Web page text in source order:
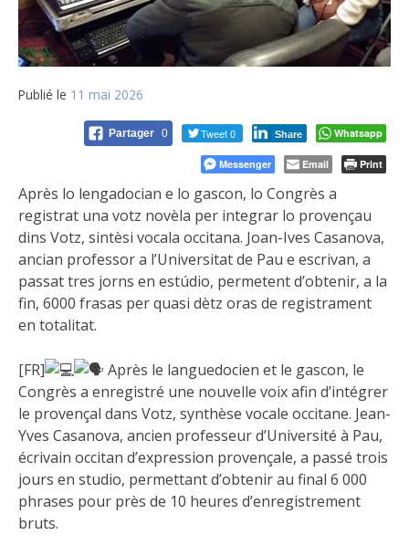
Publié le 11 mai 2026
Partager 0 Tweet 0 Share Whatsapp
Messenger Email Print
Après lo lengadocian e lo gascon, lo Congrès a
registrat una votz novèla per integrar lo provençau
dins Votz, sintèsi vocala occitana. Joan-Ives Casanova,
ancian professor a l’Universitat de Pau e escrivan, a
passat tres jorns en estúdio, permetent d’obtenir, a la
fin, 6000 frasas per quasi dètz oras de registrament
en totalitat.
[FR]
Après le languedocien et le gascon, le
Congrès a enregistré une nouvelle voix afin d’intégrer
le provençal dans Votz, synthèse vocale occitane. Jean-
Yves Casanova, ancien professeur d’Université à Pau,
écrivain occitan d’expression provençale, a passé trois
jours en studio, permettant d’obtenir au final 6 000
phrases pour près de 10 heures d’enregistrement
bruts.